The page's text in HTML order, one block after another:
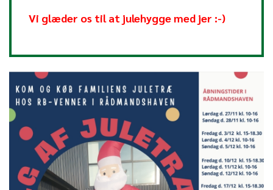
Vi glæder os til at julehygge med jer :-)